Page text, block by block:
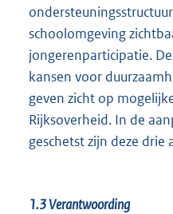
schoolomgeving
jongerenparticipatie.
kansen voor
geven zicht op
Rijksoverheid. In de
geschetst zijn deze
1.3Verantwoording